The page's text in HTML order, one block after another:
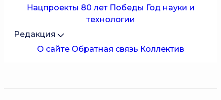
Нацпроекты 80 лет Победы Год науки и
технологии
Редакция
О сайте Обратная связь Коллектив